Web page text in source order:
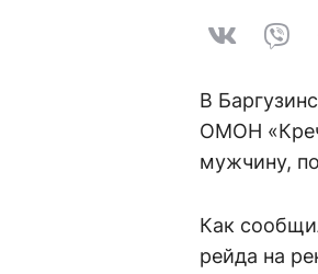
В
ОМОН
мужчину,
Как
рейда на